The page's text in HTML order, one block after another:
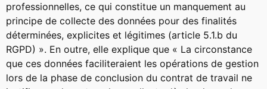
professionnelles, ce qui constitue un manquement au
principe de collecte des données pour des finalités
déterminées, explicites et légitimes (article 5.1.b du
RGPD) ». En outre, elle explique que « La circonstance
que ces données faciliteraient les opérations de gestion
lors de la phase de conclusion du contrat de travail ne